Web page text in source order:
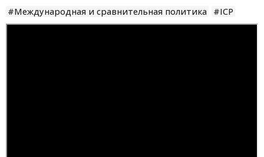
#Международная и сравнительная политика #ICP